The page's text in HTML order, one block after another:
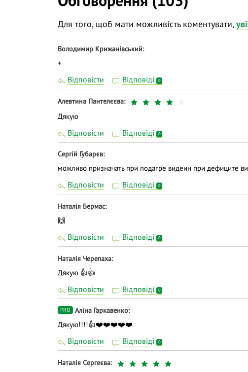
Для того, щоб мати можливість коментувати,
Володимир Крижанівський
+
Відповісти Відповіді 0
Алевтина Пантелєєва
Дякую
Відповісти Відповіді 0
Сергій Губарєв
можливо призначать при подагре видеин при дефиците
Відповісти Відповіді 0
Наталія Бермас
🙌
Відповісти Відповіді 0
Наталія Черепаха
Дякую 👍👍
Відповісти Відповіді 0
PRO Аліна Гаркавенко
Дякую!!!!👍❤️❤️❤️❤️❤️
Відповісти Відповіді 0
Наталія Сергеєва